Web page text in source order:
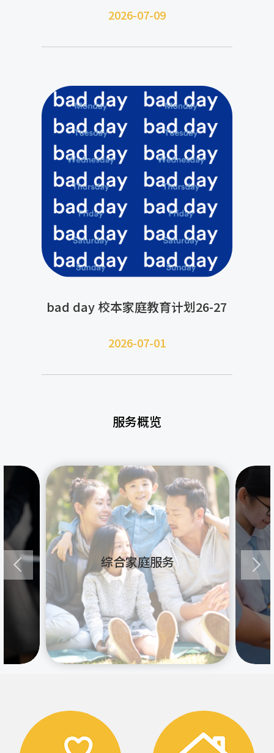
2026-07-09
bad day 校本家庭教育计划26-27
2026-07-01
服务概览
综合家庭服务